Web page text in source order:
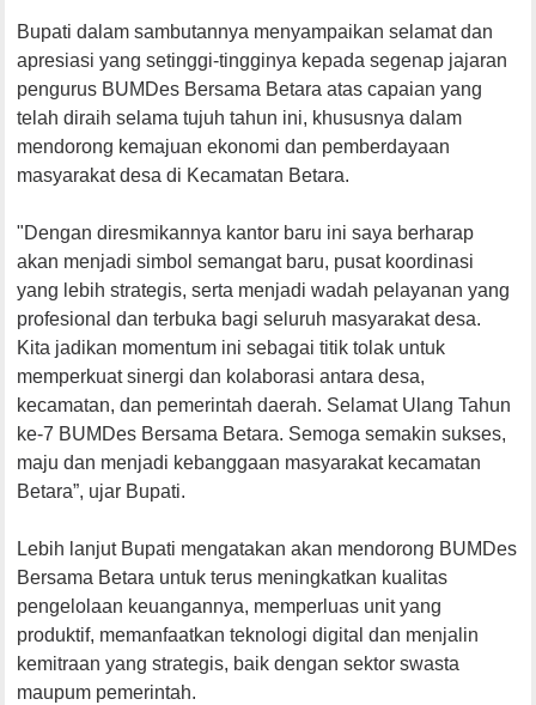
Bupati dalam sambutannya menyampaikan selamat dan
apresiasi yang setinggi-tingginya kepada segenap jajaran
pengurus BUMDes Bersama Betara atas capaian yang
telah diraih selama tujuh tahun ini, khususnya dalam
mendorong kemajuan ekonomi dan pemberdayaan
masyarakat desa di Kecamatan Betara.
"Dengan diresmikannya kantor baru ini saya berharap
akan menjadi simbol semangat baru, pusat koordinasi
yang lebih strategis, serta menjadi wadah pelayanan yang
profesional dan terbuka bagi seluruh masyarakat desa.
Kita jadikan momentum ini sebagai titik tolak untuk
memperkuat sinergi dan kolaborasi antara desa,
kecamatan, dan pemerintah daerah. Selamat Ulang Tahun
ke-7 BUMDes Bersama Betara. Semoga semakin sukses,
maju dan menjadi kebanggaan masyarakat kecamatan
Betara”, ujar Bupati.
Lebih lanjut Bupati mengatakan akan mendorong BUMDes
Bersama Betara untuk terus meningkatkan kualitas
pengelolaan keuangannya, memperluas unit yang
produktif, memanfaatkan teknologi digital dan menjalin
kemitraan yang strategis, baik dengan sektor swasta
maupum pemerintah.